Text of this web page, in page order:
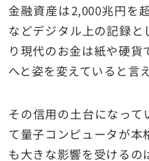
金融資産は2,000兆円を
などデジタル上の記録と
り現代のお金は紙や硬
へと姿を変えていると言
その信用の土台になって
て量子コンピュータが
も大きな影響を受けるの